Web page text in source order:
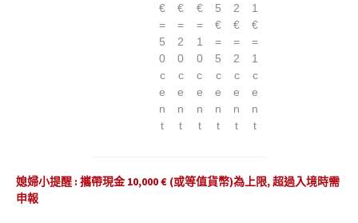
€
=
5
0
c
e
n
t
€
=
2
0
c
e
n
t
€
=
1
0
c
e
n
t
5
€
=
5
c
e
n
t
2
€
=
2
c
e
n
t
1
€
=
1
c
e
n
t
媳婦小提醒 : 攜帶現金 10,000 € (或等值貨幣)為上限, 超過入境時需
申報